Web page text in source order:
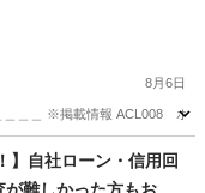
N-BOX 660 カスタム
8月6日
＿＿＿ ※掲載情報 ACL008 ホ
】自社ローン・信用回